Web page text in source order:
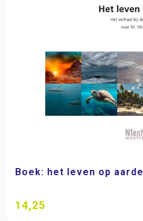
Boek: het leven op aarde
14,25